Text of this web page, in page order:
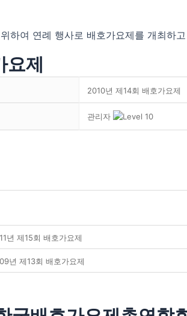
하여 연례 행사로 배호가요제를 개최하
요제
2010년 제14회 배호가요제
관리자
년 제15회 배호가요제
년 제13회 배호가요제